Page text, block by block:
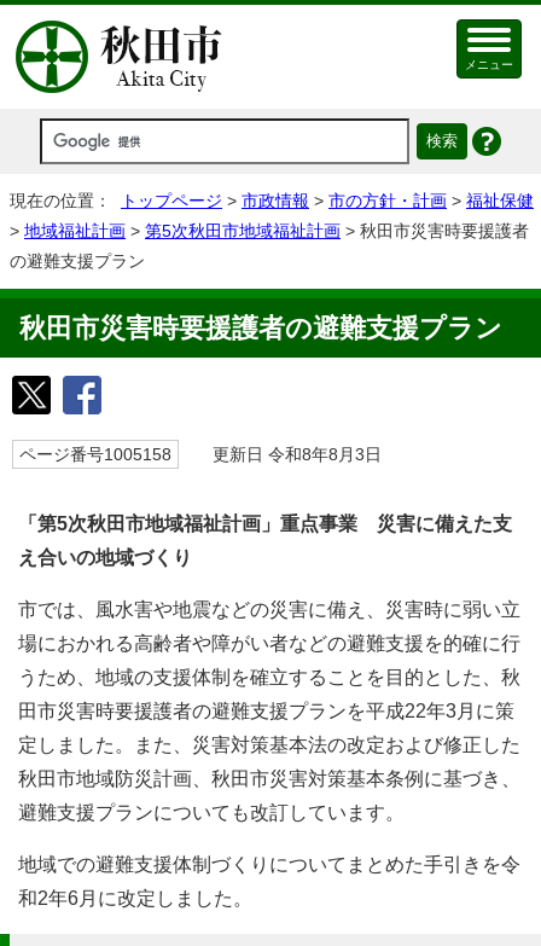
メニュー
現在の位置： トップページ > 市政情報 > 市の方針・計画 > 福祉保健
> 地域福祉計画 > 第5次秋田市地域福祉計画 > 秋田市災害時要援護者
の避難支援プラン
秋田市災害時要援護者の避難支援プラン
ページ番号1005158 更新日 令和8年8月3日
「第5次秋田市地域福祉計画」重点事業 災害に備えた支
え合いの地域づくり
市では、風水害や地震などの災害に備え、災害時に弱い立
場におかれる高齢者や障がい者などの避難支援を的確に行
うため、地域の支援体制を確立することを目的とした、秋
田市災害時要援護者の避難支援プランを平成22年3月に策
定しました。また、災害対策基本法の改定および修正した
秋田市地域防災計画、秋田市災害対策基本条例に基づき、
避難支援プランについても改訂しています。
地域での避難支援体制づくりについてまとめた手引きを令
和2年6月に改定しました。